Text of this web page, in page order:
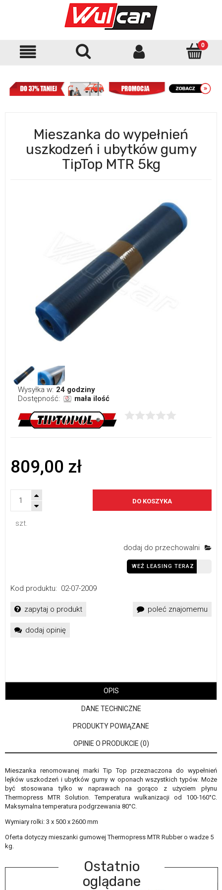
Mieszanka do wypełnień
uszkodzeń i ubytków gumy
TipTop MTR 5kg
Wysyłka w: 24 godziny
Dostępność:
mała ilość
809,00 zł
szt.
DO KOSZYKA
dodaj do przechowalni
WEŹ LEASING TERAZ
Kod produktu: 02-07-2009
zapytaj o produkt poleć znajomemu
dodaj opinię
OPIS
DANE TECHNICZNE
PRODUKTY POWIĄZANE
OPINIE O PRODUKCIE (0)
Mieszanka renomowanej marki Tip Top przeznaczona do wypełnień
lejków uszkodzeń i ubytków gumy w oponach wszystkich typów. Może
być stosowana tylko w naprawach na gorąco z użyciem płynu
Thermopress MTR Solution. Temperatura wulkanizacji od 100-160°C.
Maksymalna temperatura podgrzewania 80°C.
Wymiary rolki: 3 x 500 x 2600 mm
Oferta dotyczy mieszanki gumowej Thermopress MTR Rubber o wadze 5
kg.
Ostatnio
oglądane